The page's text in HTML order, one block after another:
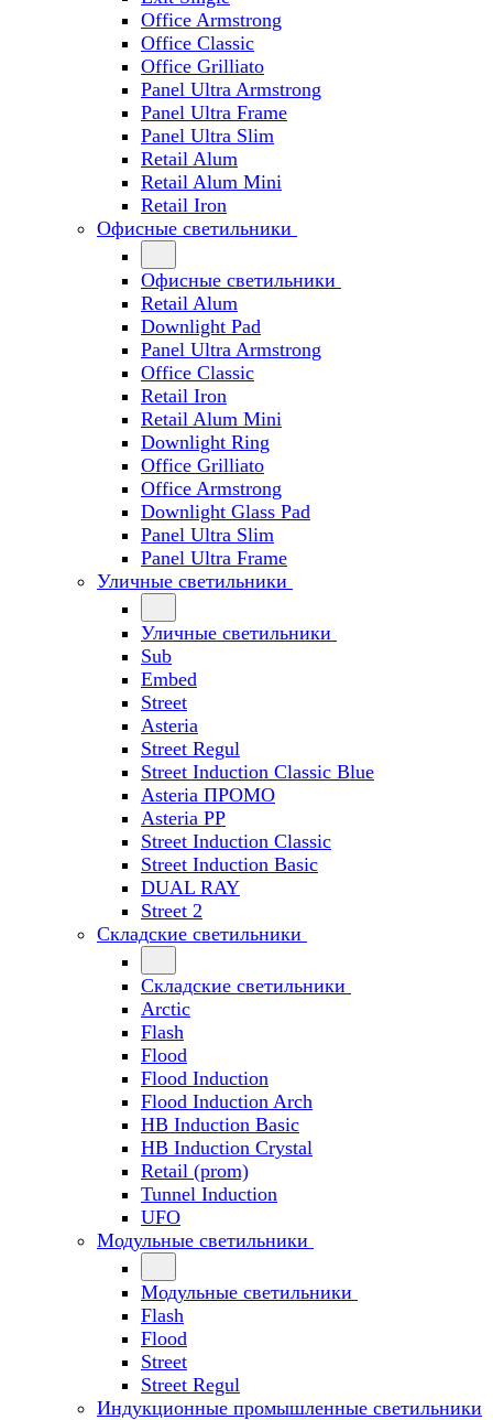
Office Armstrong
Office Classic
Office Grilliato
Panel Ultra Armstrong
Panel Ultra Frame
Panel Ultra Slim
Retail Alum
Retail Alum Mini
Retail Iron
Офисные светильники
Офисные светильники
Retail Alum
Downlight Pad
Panel Ultra Armstrong
Office Classic
Retail Iron
Retail Alum Mini
Downlight Ring
Office Grilliato
Office Armstrong
Downlight Glass Pad
Panel Ultra Slim
Panel Ultra Frame
Уличные светильники
Уличные светильники
Sub
Embed
Street
Asteria
Street Regul
Street Induction Classic Blue
Asteria ПРОМО
Asteria PP
Street Induction Classic
Street Induction Basic
DUAL RAY
Street 2
Складские светильники
Складские светильники
Arctic
Flash
Flood
Flood Induction
Flood Induction Arch
HB Induction Basic
HB Induction Crystal
Retail (prom)
Tunnel Induction
UFO
Модульные светильники
Модульные светильники
Flash
Flood
Street
Street Regul
Индукционные промышленные светильники